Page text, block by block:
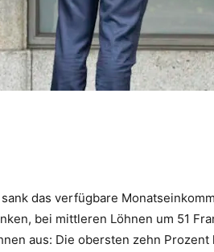
das verfügbare
bei mittleren Löhnen um 51
aus: Die obersten zehn Prozent